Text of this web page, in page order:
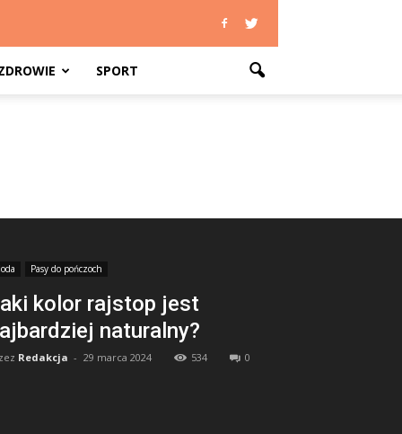
SPORT
Pasy do pończoch
kolor rajstop jest
naturalny?
Redakcja - 29 marca 2024 534 0